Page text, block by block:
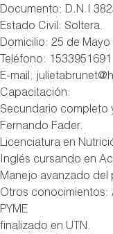
Documento: D.N.I
Estado Civil: Soltera.
Domicilio: 25 de Mayo
Teléfono: 1533951691
E-mail:
Capacitación:
Secundario completo
Fernando Fader.
Licenciatura en
Inglés cursando en
Manejo avanzado
Otros conocimientos:
PYME
finalizado en UTN.